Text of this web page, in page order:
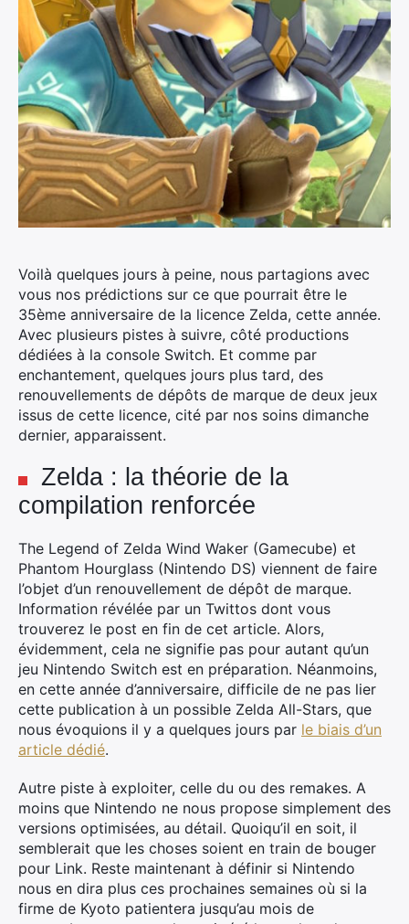
Voilà quelques jours à peine, nous partagions avec
vous nos prédictions sur ce que pourrait être le
35ème anniversaire de la licence Zelda, cette année.
Avec plusieurs pistes à suivre, côté productions
dédiées à la console Switch. Et comme par
enchantement, quelques jours plus tard, des
renouvellements de dépôts de marque de deux jeux
issus de cette licence, cité par nos soins dimanche
dernier, apparaissent.
Zelda : la théorie de la
compilation renforcée
The Legend of Zelda Wind Waker (Gamecube) et
Phantom Hourglass (Nintendo DS) viennent de faire
l’objet d’un renouvellement de dépôt de marque.
Information révélée par un Twittos dont vous
trouverez le post en fin de cet article. Alors,
évidemment, cela ne signifie pas pour autant qu’un
jeu Nintendo Switch est en préparation. Néanmoins,
en cette année d’anniversaire, difficile de ne pas lier
cette publication à un possible Zelda All-Stars, que
nous évoquions il y a quelques jours par le biais d’un
article dédié.
Autre piste à exploiter, celle du ou des remakes. A
moins que Nintendo ne nous propose simplement des
versions optimisées, au détail. Quoiqu’il en soit, il
semblerait que les choses soient en train de bouger
pour Link. Reste maintenant à définir si Nintendo
nous en dira plus ces prochaines semaines où si la
firme de Kyoto patientera jusqu’au mois de